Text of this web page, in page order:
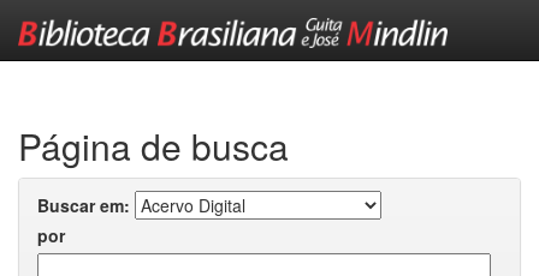
Página de busca
Buscar em:
por